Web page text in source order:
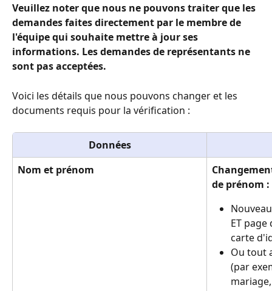
Veuillez noter que nous ne pouvons traiter que les
demandes faites directement par le membre de
l'équipe qui souhaite mettre à jour ses
informations. Les demandes de représentants ne
sont pas acceptées.
Voici les détails que nous pouvons changer et les
documents requis pour la vérification :
Données
Nom et prénom
de prénom :
ET
carte
Ou tout
(par